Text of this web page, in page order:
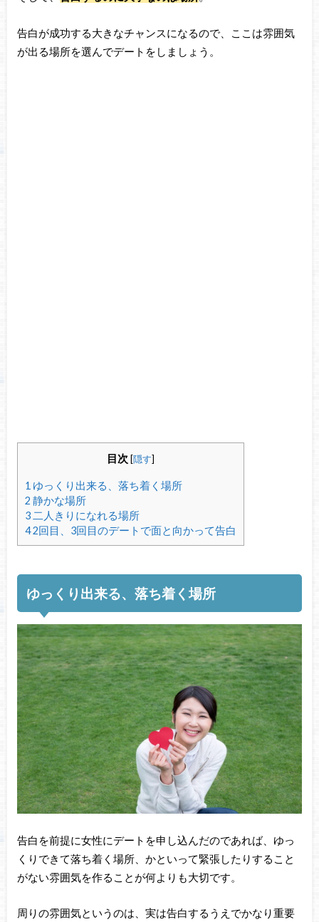
告白が成功する大きなチャンスになるので、ここは雰囲気
が出る場所を選んでデートをしましょう。
目次 [隠す]
1 ゆっくり出来る、落ち着く場所
2 静かな場所
3二人きりになれる場所
42回目、3回目のデートで面と向かって告白
ゆっくり出来る、落ち着く場所
告白を前提に女性にデートを申し込んだのであれば、ゆっ
くりできて落ち着く場所、かといって緊張したりすること
がない雰囲気を作ることが何よりも大切です。
周りの雰囲気というのは、実は告白するうえでかなり重要